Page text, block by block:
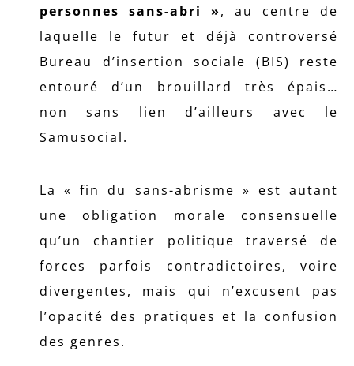
personnes sans-abri », au centre de
laquelle le futur et déjà controversé
Bureau d’insertion sociale (BIS) reste
entouré d’un brouillard très épais…
non sans lien d’ailleurs avec le
Samusocial.
La « fin du sans-abrisme » est autant
une obligation morale consensuelle
qu’un chantier politique traversé de
forces parfois contradictoires, voire
divergentes, mais qui n’excusent pas
l’opacité des pratiques et la confusion
des genres.